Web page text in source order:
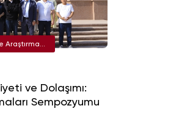
Araştırma
ve Dolaşımı:
Sempozyumu